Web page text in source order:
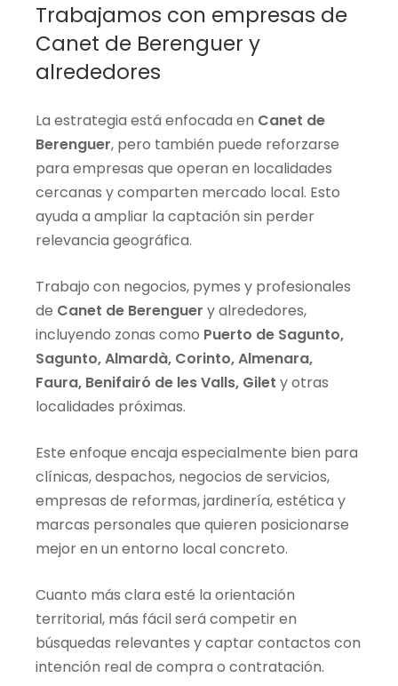
Trabajamos con empresas de
Canet de Berenguer y
alrededores
La estrategia está enfocada en Canet de
Berenguer, pero también puede reforzarse
para empresas que operan en localidades
cercanas y comparten mercado local. Esto
ayuda a ampliar la captación sin perder
relevancia geográfica.
Trabajo con negocios, pymes y profesionales
de Canet de Berenguer y alrededores,
incluyendo zonas como Puerto de Sagunto,
Sagunto, Almardà, Corinto, Almenara,
Faura, Benifairó de les Valls, Gilet y otras
localidades próximas.
Este enfoque encaja especialmente bien para
clínicas, despachos, negocios de servicios,
empresas de reformas, jardinería, estética y
marcas personales que quieren posicionarse
mejor en un entorno local concreto.
Cuanto más clara esté la orientación
territorial, más fácil será competir en
búsquedas relevantes y captar contactos con
intención real de compra o contratación.